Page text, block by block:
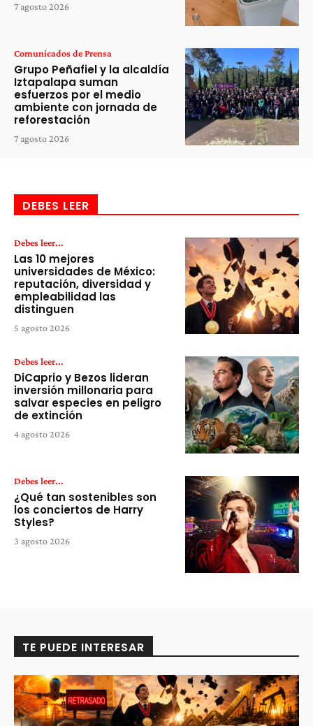
7 agosto 2026
Comunicados de Prensa
Grupo Peñafiel y la alcaldía
Iztapalapa suman
esfuerzos por el medio
ambiente con jornada de
reforestación
7 agosto 2026
DEBES LEER
Debes leer...
Las 10 mejores
universidades de México:
reputación, diversidad y
empleabilidad las
distinguen
5 agosto 2026
Debes leer...
DiCaprio y Bezos lideran
inversión millonaria para
salvar especies en peligro
de extinción
4 agosto 2026
Debes leer...
¿Qué tan sostenibles son
los conciertos de Harry
Styles?
3 agosto 2026
TE PUEDE INTERESAR